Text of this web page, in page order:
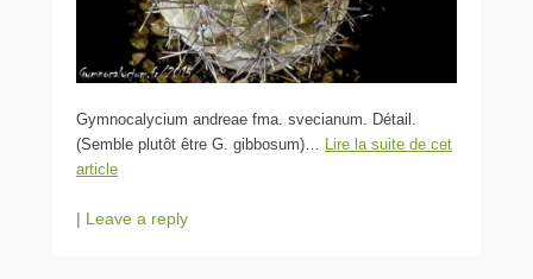
Gymnocalycium andreae fma. svecianum. Détail.
(Semble plutôt être G. gibbosum)… Lire la suite de cet
article
| Leave a reply